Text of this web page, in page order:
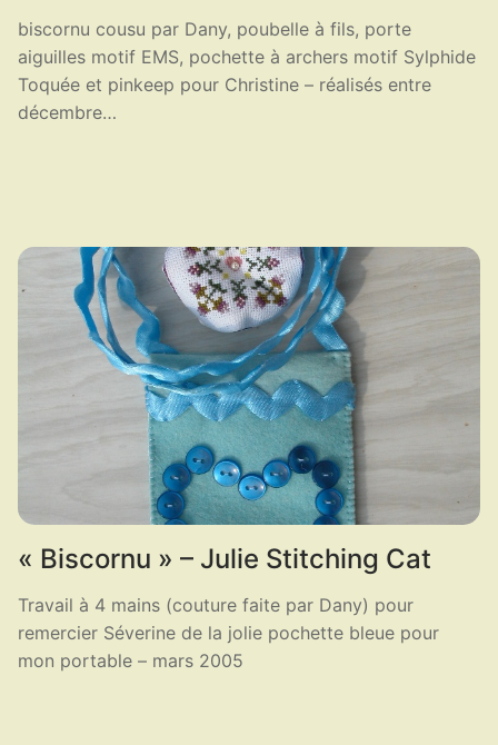
biscornu cousu par Dany, poubelle à fils, porte
aiguilles motif EMS, pochette à archers motif Sylphide
Toquée et pinkeep pour Christine – réalisés entre
décembre…
« Biscornu » – Julie Stitching Cat
Travail à 4 mains (couture faite par Dany) pour
remercier Séverine de la jolie pochette bleue pour
mon portable – mars 2005